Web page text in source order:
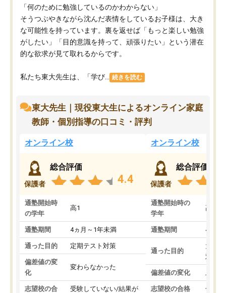
「何のために勉強しているのかわからない」
そうつぶやきながら沈んだ表情をしているお子様は、大き
な可能性を持っています。裏を返せば「もっと楽しい勉強
がしたい」「目的意識を持って、頑張りたい」という潜在
的な欲求が見て取れるからです。
私たち東大先生は、「学び... 続きを読む
東大先生｜現役東大生によるオンライン家庭
教師・個別指導の口コミ・評判
オンライン校
保護者
総合評価
4.4
通塾開始時
の学年
高1
通塾期間 4ヵ月～1年未満
通った目的 定期テスト対策
偏差値の変
化
変わらなかった
志望校の合
受験していない/結果が
オンライン校
保護者
総合評価
通塾開始時の
学年
高3
通塾期間 4ヵ月
通った目的
大学
対策
偏差値の変化
志望校の合格 合格